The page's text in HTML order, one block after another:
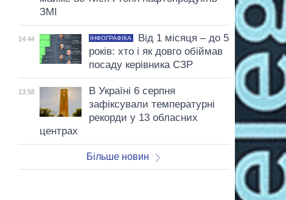
ЗМІ
14:44 ІНФОГРАФІКА
Від 1 місяця – до 5
років: хто і як довго обіймав
посаду керівника СЗР
13:58
В Україні 6 серпня
зафіксували температурні
рекорди у 13 обласних
центрах
Більше новин